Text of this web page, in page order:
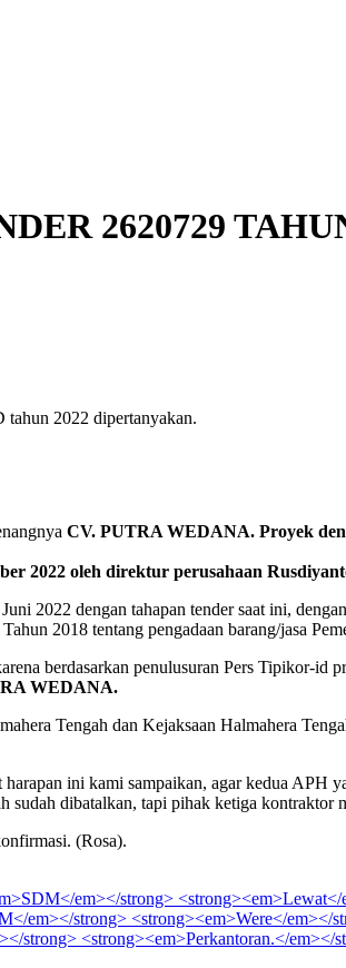
2620729
tahun 2022 dipertanyakan.
CV. PUTRA WEDANA. Proyek
2022 oleh direktur perusahaan
2022 dengan tahapan tender saat ini,
2018 tentang pengadaan barang/jasa
berdasarkan penulusuran Pers Tipikor-id
WEDANA.
Tengah dan Kejaksaan Halmahera
ini kami sampaikan, agar kedua APH
sudah dibatalkan, tapi pihak ketiga kontraktor
(Rosa).
em></strong>
em></strong> <strong><em>Were</
strong> <strong><em>Perkantoran.</em></